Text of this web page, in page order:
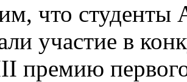
что студенты
участие в
премию